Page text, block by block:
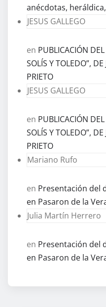
anécdotas,
JESUS GALLEGO
en PUBLICACIÓN
SOLÍS Y TOLEDO”,
PRIETO
JESUS GALLEGO
en PUBLICACIÓN
SOLÍS Y TOLEDO”,
PRIETO
Mariano Rufo
en Presentación del
en Pasaron de la
Julia Martín Herrero
en Presentación del
en Pasaron de la